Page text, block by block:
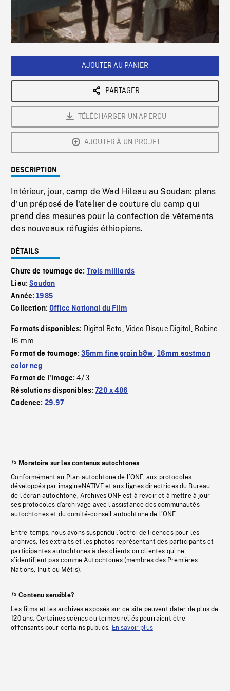
Loaded:
Playback
AJOUTER AU PANIER
PARTAGER
TÉLÉCHARGER UN APERÇU
AJOUTER À UN PROJET
DESCRIPTION
Intérieur, jour, camp de Wad Hileau au Soudan: plans
d'un préposé de l'atelier de couture du camp qui
prend des mesures pour la confection de vêtements
des nouveaux réfugiés éthiopiens.
DÉTAILS
Chute de tournage de: Trois milliards
Lieu:Soudan
Année:1985
Collection:Office National du Film
Formats disponibles: Digital Beta, Video Disque Digital, Bobine
16 mm
Format de tournage:35mm fine grain b&w, 16mm eastman
color neg
Format de l'image:4/3
Résolutions disponibles:720 x 486
Cadence: 29.97
Moratoire sur les contenus autochtones
Conformément au Plan autochtone de l’ONF, aux protocoles
développés par imagineNATIVE et aux lignes directrices du Bureau
de l’écran autochtone, Archives ONF est à revoir et à mettre à jour
ses protocoles d’archivage avec l’assistance des communautés
autochtones et du comité-conseil autochtone de l’ONF.
Entre-temps, nous avons suspendu l’octroi de licences pour les
archives, les extraits et les photos représentant des participants et
participantes autochtones à des clients ou clientes qui ne
s’identifient pas comme Autochtones (membres des Premières
Nations, Inuit ou Métis).
Contenu sensible?
Les films et les archives exposés sur ce site peuvent dater de plus de
120 ans. Certaines scènes ou termes reliés pourraient être
offensants pour certains publics. En savoir plus